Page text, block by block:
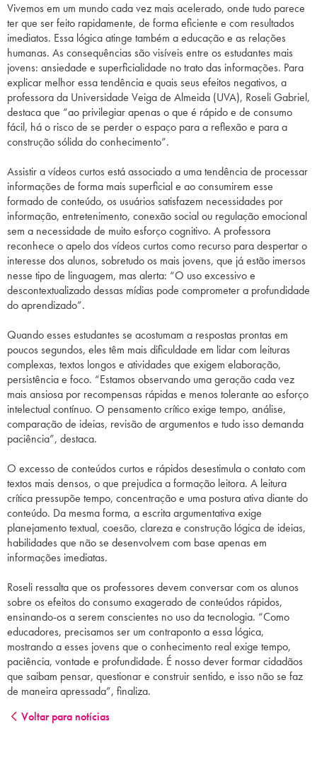
Vivemos em um mundo cada vez mais acelerado, onde tudo parece
ter que ser feito rapidamente, de forma eficiente e com resultados
imediatos. Essa lógica atinge também a educação e as relações
humanas. As consequências são visíveis entre os estudantes mais
jovens: ansiedade e superficialidade no trato das informações. Para
explicar melhor essa tendência e quais seus efeitos negativos, a
professora da Universidade Veiga de Almeida (UVA), Roseli Gabriel,
destaca que “ao privilegiar apenas o que é rápido e de consumo
fácil, há o risco de se perder o espaço para a reflexão e para a
construção sólida do conhecimento”.
Assistir a vídeos curtos está associado a uma tendência de processar
informações de forma mais superficial e ao consumirem esse
formado de conteúdo, os usuários satisfazem necessidades por
informação, entretenimento, conexão social ou regulação emocional
sem a necessidade de muito esforço cognitivo. A professora
reconhece o apelo dos vídeos curtos como recurso para despertar o
interesse dos alunos, sobretudo os mais jovens, que já estão imersos
nesse tipo de linguagem, mas alerta: “O uso excessivo e
descontextualizado dessas mídias pode comprometer a profundidade
do aprendizado”.
Quando esses estudantes se acostumam a respostas prontas em
poucos segundos, eles têm mais dificuldade em lidar com leituras
complexas, textos longos e atividades que exigem elaboração,
persistência e foco. “Estamos observando uma geração cada vez
mais ansiosa por recompensas rápidas e menos tolerante ao esforço
intelectual contínuo. O pensamento crítico exige tempo, análise,
comparação de ideias, revisão de argumentos e tudo isso demanda
paciência”, destaca.
O excesso de conteúdos curtos e rápidos desestimula o contato com
textos mais densos, o que prejudica a formação leitora. A leitura
crítica pressupõe tempo, concentração e uma postura ativa diante do
conteúdo. Da mesma forma, a escrita argumentativa exige
planejamento textual, coesão, clareza e construção lógica de ideias,
habilidades que não se desenvolvem com base apenas em
informações imediatas.
Roseli ressalta que os professores devem conversar com os alunos
sobre os efeitos do consumo exagerado de conteúdos rápidos,
ensinando-os a serem conscientes no uso da tecnologia. “Como
educadores, precisamos ser um contraponto a essa lógica,
mostrando a esses jovens que o conhecimento real exige tempo,
paciência, vontade e profundidade. É nosso dever formar cidadãos
que saibam pensar, questionar e construir sentido, e isso não se faz
de maneira apressada”, finaliza.
Voltar para notícias